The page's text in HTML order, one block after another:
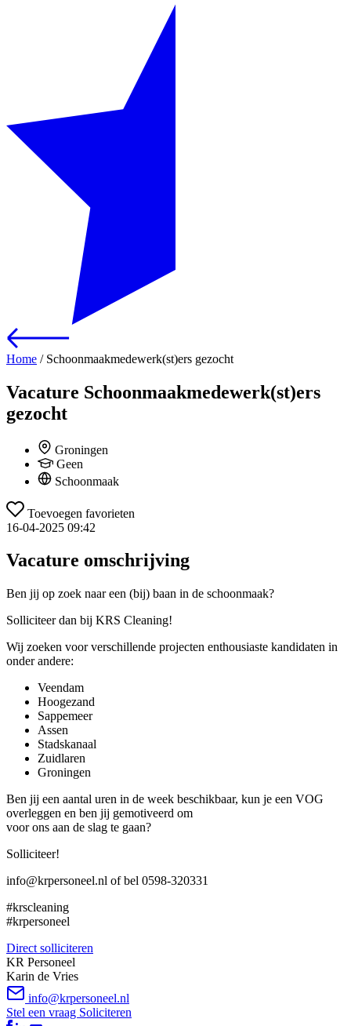
Home / Schoonmaakmedewerk(st)ers gezocht
Vacature Schoonmaakmedewerk(st)ers
gezocht
Groningen
Geen
Schoonmaak
Toevoegen favorieten
16-04-2025 09:42
Vacature omschrijving
Ben jij op zoek naar een (bij) baan in de schoonmaak?
Solliciteer dan bij KRS Cleaning!
Wij zoeken voor verschillende projecten enthousiaste kandidaten in
onder andere:
Veendam
Hoogezand
Sappemeer
Assen
Stadskanaal
Zuidlaren
Groningen
Ben jij een aantal uren in de week beschikbaar, kun je een VOG
overleggen en ben jij gemotiveerd om
voor ons aan de slag te gaan?
Solliciteer!
info@krpersoneel.nl of bel 0598-320331
#krscleaning
#krpersoneel
Direct solliciteren
KR Personeel
Karin de Vries
info@krpersoneel.nl
Stel een vraag Soliciteren